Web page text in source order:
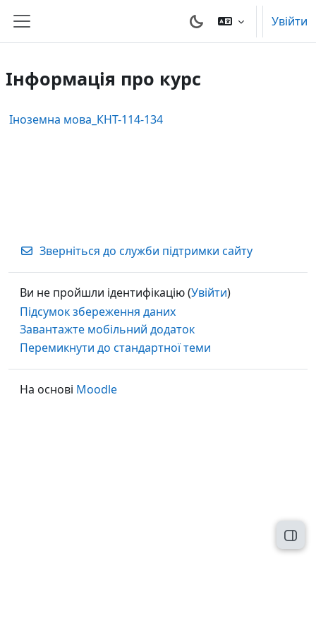
Бокова панель
Увійти
Інформація про курс
Іноземна мова_КНТ-114-134
Зверніться до служби підтримки сайту
Ви не пройшли ідентифікацію (Увійти)
Підсумок збереження даних
Завантажте мобільний додаток
Перемикнути до стандартної теми
На основі Moodle